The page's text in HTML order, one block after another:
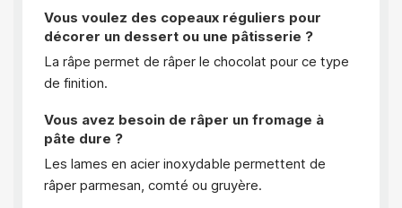
Vous voulez des copeaux réguliers pour
décorer un dessert ou une pâtisserie ?
La râpe permet de râper le chocolat pour ce type
de finition.
Vous avez besoin de râper un fromage à
pâte dure ?
Les lames en acier inoxydable permettent de
râper parmesan, comté ou gruyère.